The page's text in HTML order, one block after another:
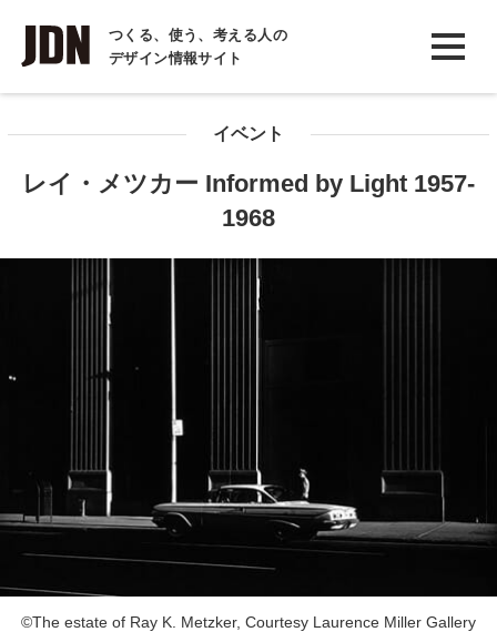
つくる、使う、考える人の
デザイン情報サイト
INTERVIEW
インタビュー
イベント
レイ・メツカー Informed by Light 1957-
1968
©The estate of Ray K. Metzker, Courtesy Laurence Miller Gallery